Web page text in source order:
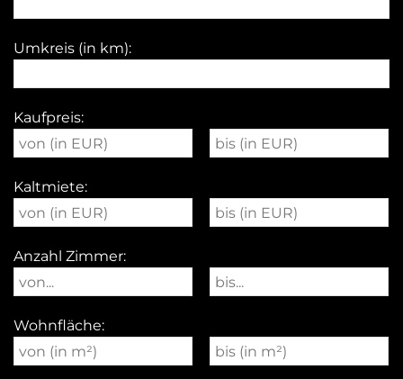
Umkreis (in km):
Kaufpreis:
Kaltmiete:
Anzahl Zimmer:
Wohnfläche: